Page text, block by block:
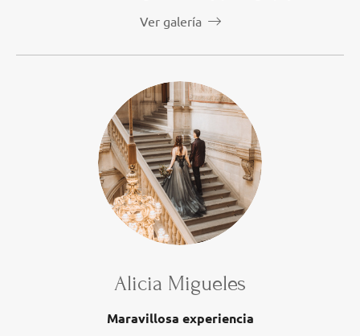
Ver galería
Alicia Migueles
Maravillosa experiencia